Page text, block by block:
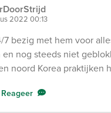
2022 00:13
bezig met hem voor
nog steeds niet
noord Korea praktijken
Reageer